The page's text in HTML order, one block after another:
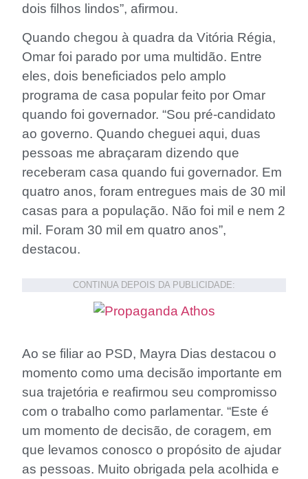
dois filhos lindos”, afirmou.
Quando chegou à quadra da Vitória Régia,
Omar foi parado por uma multidão. Entre
eles, dois beneficiados pelo amplo
programa de casa popular feito por Omar
quando foi governador. “Sou pré-candidato
ao governo. Quando cheguei aqui, duas
pessoas me abraçaram dizendo que
receberam casa quando fui governador. Em
quatro anos, foram entregues mais de 30 mil
casas para a população. Não foi mil e nem 2
mil. Foram 30 mil em quatro anos”,
destacou.
CONTINUA DEPOIS DA PUBLICIDADE:
Ao se filiar ao PSD, Mayra Dias destacou o
momento como uma decisão importante em
sua trajetória e reafirmou seu compromisso
com o trabalho como parlamentar. “Este é
um momento de decisão, de coragem, em
que levamos conosco o propósito de ajudar
as pessoas. Muito obrigada pela acolhida e